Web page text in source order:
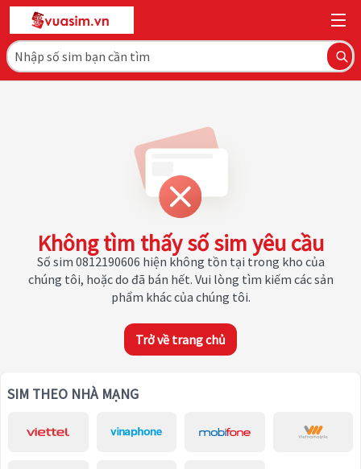
Không tìm thấy số sim yêu cầu
Số sim 0812190606 hiện không tồn tại trong kho của
chúng tôi, hoặc do đã bán hết. Vui lòng tìm kiếm các sản
phẩm khác của chúng tôi.
Trở về trang chủ
SIM THEO NHÀ MẠNG